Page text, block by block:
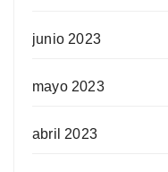
junio 2023
mayo 2023
abril 2023